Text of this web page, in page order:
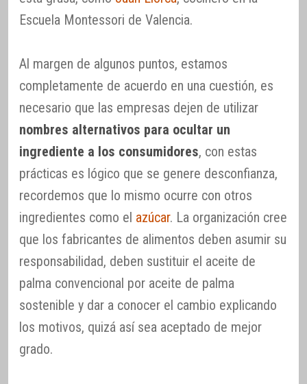
Escuela Montessori de Valencia.
Al margen de algunos puntos, estamos
completamente de acuerdo en una cuestión, es
necesario que las empresas dejen de utilizar
nombres alternativos para ocultar un
ingrediente a los consumidores, con estas
prácticas es lógico que se genere desconfianza,
recordemos que lo mismo ocurre con otros
ingredientes como el azúcar. La organización cree
que los fabricantes de alimentos deben asumir su
responsabilidad, deben sustituir el aceite de
palma convencional por aceite de palma
sostenible y dar a conocer el cambio explicando
los motivos, quizá así sea aceptado de mejor
grado.